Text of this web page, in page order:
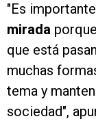
"Es importante
mirada
que está
muchas
tema y
sociedad",